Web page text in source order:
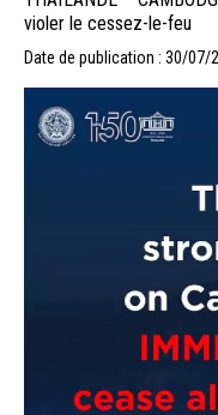
violer le cessez-le-feu
Date de publication : 30/07/